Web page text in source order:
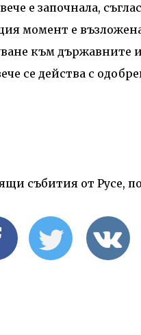
е започнала,
момент е
към държавните
се действа с
събития от Русе,